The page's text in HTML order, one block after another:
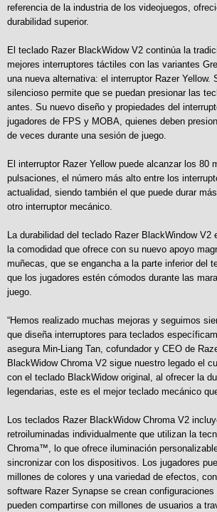
referencia de la industria de los videojuegos,
durabilidad superior.
El teclado Razer BlackWidow V2 continúa la
mejores interruptores táctiles con las variantes
una nueva alternativa: el interruptor Razer Yellow.
silencioso permite que se puedan presionar las
antes. Su nuevo diseño y propiedades del
jugadores de FPS y MOBA, quienes deben
de veces durante una sesión de juego.
El interruptor Razer Yellow puede alcanzar los 80
pulsaciones, el número más alto entre los
actualidad, siendo también el que puede durar
otro interruptor mecánico.
La durabilidad del teclado Razer BlackWindow
la comodidad que ofrece con su nuevo apoyo
muñecas, que se engancha a la parte inferior del
que los jugadores estén cómodos durante las
juego.
“Hemos realizado muchas mejoras y seguimos
que diseña interruptores para teclados
asegura Min-Liang Tan, cofundador y CEO de
BlackWidow Chroma V2 sigue nuestro legado el
con el teclado BlackWidow original, al ofrecer la
legendarias, este es el mejor teclado mecánico
Los teclados Razer BlackWidow Chroma V2
retroiluminadas individualmente que utilizan la
Chroma™, lo que ofrece iluminación
sincronizar con los dispositivos. Los jugadores
millones de colores y una variedad de efectos,
software Razer Synapse se crean
pueden compartirse con millones de usuarios a